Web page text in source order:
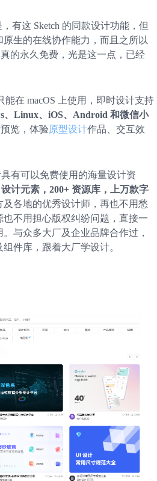
有这 Sketch 的同款设计功能，但
生的在线协作能力，而且之所以
的永久免费，光是这一点，已经
能在 macOS 上使用，即时设计支持
、Linux、iOS、Android 和微信小
览，体验原型设计作品、交互效
有可以免费使用的海量设计资
计元素，200+ 资源库，上万款字
各地的优秀设计师，再也不用愁
不用担心版权纠纷问题，直接一
与众多大厂及企业品牌合作过，
件库，跟着大厂学设计。